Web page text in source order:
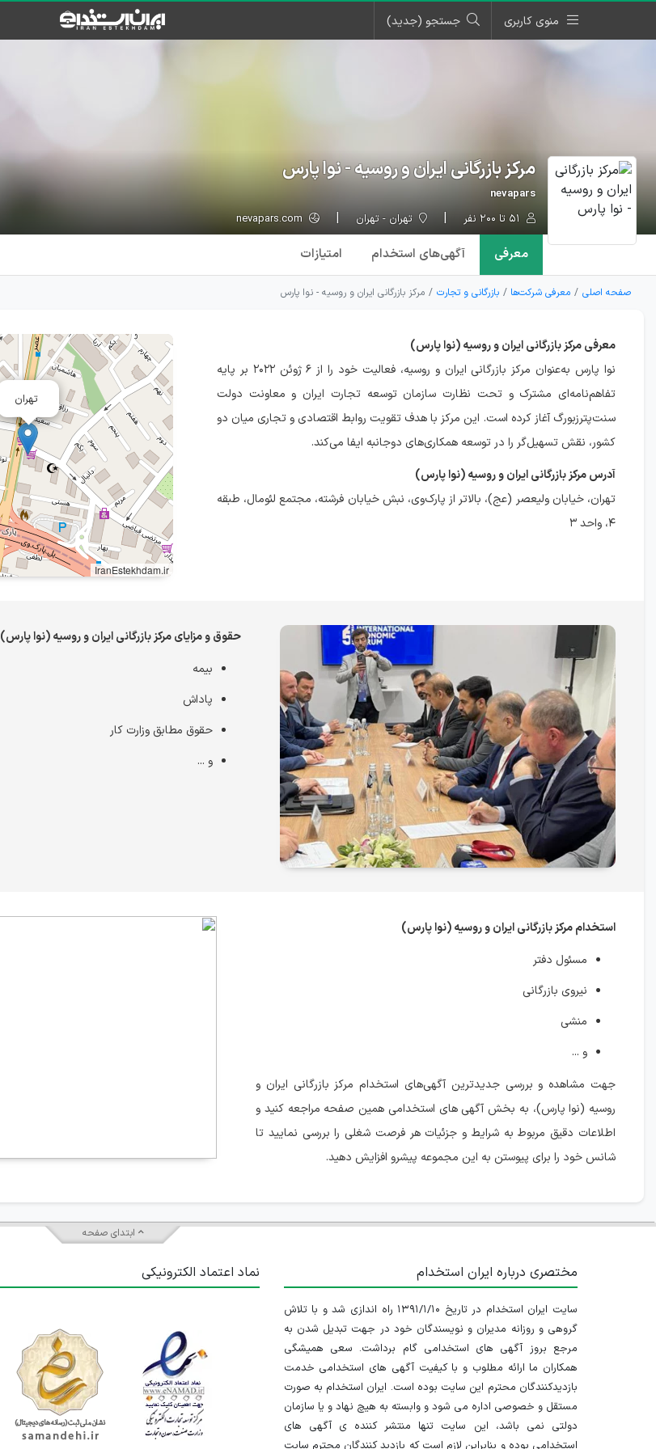
منوی کاربری جستجو (جدید)
مرکز بازرگانی ایران و روسیه - نوا پارس
nevapars
تهران - تهران
معرفی آگهی‌های استخدام امتیازات
صفحه اصلی معرفی شرکت‌ها بازرگانی و تجارت مرکز بازرگانی ایران و روسیه - نوا پارس
معرفی مرکز بازرگانی ایران و روسیه (نوا پارس)
نوا پارس به‌عنوان مرکز بازرگانی ایران و روسیه، فعالیت خود را از ۶ ژوئن ۲۰۲۲ بر پایه
تفاهم‌نامه‌ای مشترک و تحت نظارت سازمان توسعه تجارت ایران و معاونت دولت
سنت‌پترزبورگ آغاز کرده است. این مرکز با هدف تقویت روابط اقتصادی و تجاری میان دو
کشور، نقش تسهیل‌گر را در توسعه همکاری‌های دوجانبه ایفا می‌کند.
آدرس مرکز بازرگانی ایران و روسیه (نوا پارس)
تهران، خیابان ولیعصر (عج)، بالاتر از پارک‌وی، نبش خیابان فرشته، مجتمع لئومال، طبقه
۴، واحد ۳
تهران
IranEstekhdam.ir
حقوق و مزایای مرکز بازرگانی ایران و روسیه (نوا پارس)
بیمه
پاداش
حقوق مطابق وزارت کار
و ...
استخدام مرکز بازرگانی ایران و روسیه (نوا پارس)
مسئول دفتر
نیروی بازرگانی
منشی
و ...
جهت مشاهده و بررسی جدیدترین آگهی‌های استخدام مرکز بازرگانی ایران و
روسیه (نوا پارس)، به بخش آگهی های استخدامی همین صفحه مراجعه کنید و
اطلاعات دقیق مربوط به شرایط و جزئیات هر فرصت شغلی را بررسی نمایید تا
شانس خود را برای پیوستن به این مجموعه پیشرو افزایش دهید.
ابتدای صفحه
مختصری درباره ایران استخدام
سایت ایران استخدام در تاریخ ۱۳۹۱/۱/۱۰ راه اندازی شد و با تلاش
گروهی و روزانه مدیران و نویسندگان خود در جهت تبدیل شدن به
مرجع بروز آگهی های استخدامی گام برداشت. سعی همیشگی
همکاران ما ارائه مطلوب و با کیفیت آگهی های استخدامی خدمت
بازدیدکنندگان محترم این سایت بوده است. ایران استخدام به صورت
مستقل و خصوصی اداره می شود و وابسته به هیچ نهاد و یا سازمان
دولتی نمی باشد، این سایت تنها منتشر کننده ی آگهی های
استخدامی بوده و بنابراین لازم است که بازدید کنندگان محترم سایت
نماد اعتماد الکترونیکی